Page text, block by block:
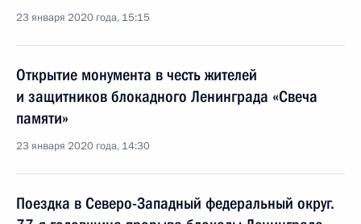
23 января 2020 года, 15:15
Открытие монумента в честь жителей
и защитников блокадного Ленинграда «Свеча
памяти»
23 января 2020 года, 14:30
Поездка в Северо-Западный федеральный округ.